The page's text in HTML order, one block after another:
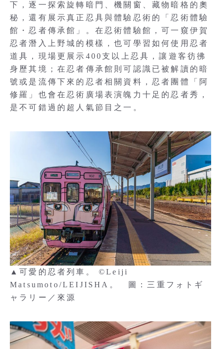
下，逐一探索旋轉暗門、機關窗、藏物暗格的奧
秘，還有展示真正忍具與體驗忍術的「忍術體驗
館・忍者傳承館」。在忍術體驗館，可一窺伊賀
忍者潛入上野城的模樣，也可學習如何使用忍者
道具，現場更展示400支以上忍具，讓遊客彷彿
身歷其境；在忍者傳承館則可認識已被解讀的暗
號或是流傳下來的忍者相關資料，忍者團體「阿
修羅」也會在忍術廣場表演魄力十足的忍者秀，
是不可錯過的超人氣節目之一。
▲可愛的忍者列車。 ©Leiji
Matsumoto/LEIJISHA。 圖：三重フォトギ
ャラリー／來源